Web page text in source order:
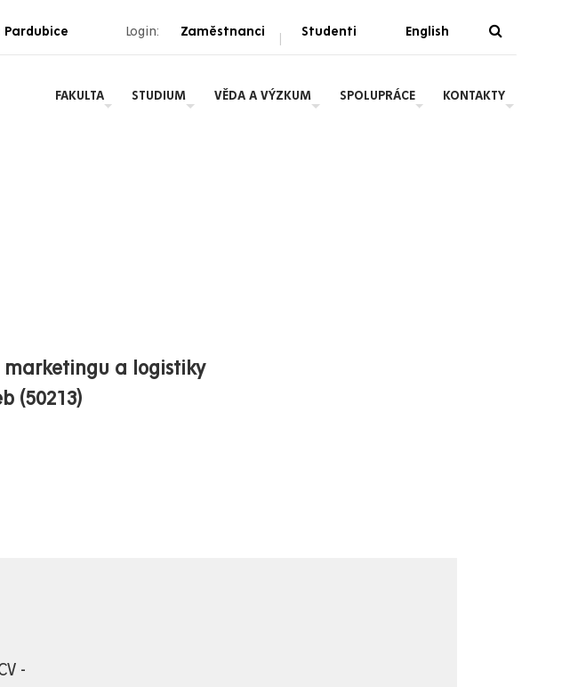
Login: Zaměstnanci | Studenti English
FAKULTA STUDIUM VĚDA A VÝZKUM SPOLUPRÁCE KONTAKTY
a logistiky
(50213)
-